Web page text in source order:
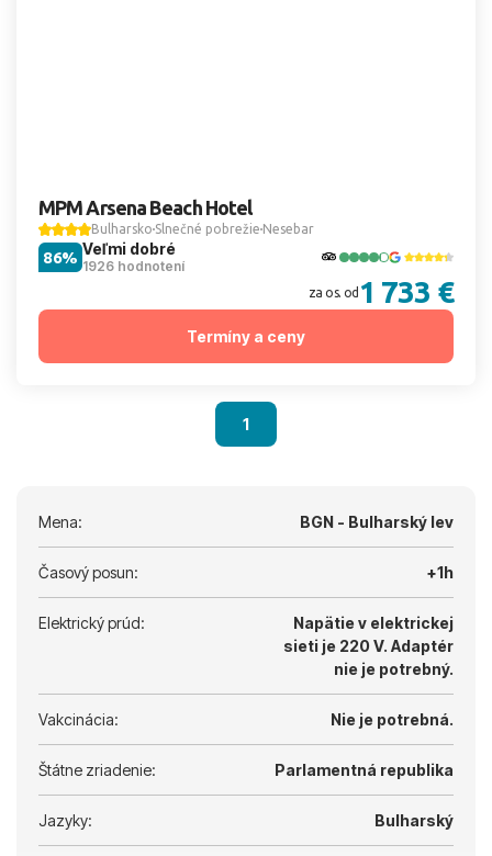
MPM Arsena Beach Hotel
Bulharsko Slnečné pobrežie Nesebar
Veľmi dobré
1926 hodnotení
86%
za os. od 1 733 €
Termíny a ceny
1
Mena: BGN - Bulharský lev
Časový posun: +1h
Elektrický prúd:
Napätie v elektrickej
sieti je 220 V. Adaptér
nie je potrebný.
Vakcinácia: Nie je potrebná.
Štátne zriadenie: Parlamentná republika
Jazyky: Bulharský